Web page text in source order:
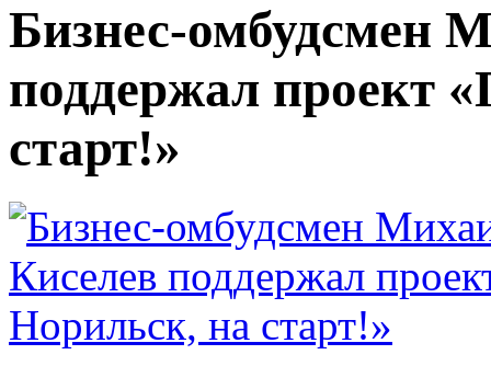
Бизнес-омбудсмен
поддержал проект
старт!»